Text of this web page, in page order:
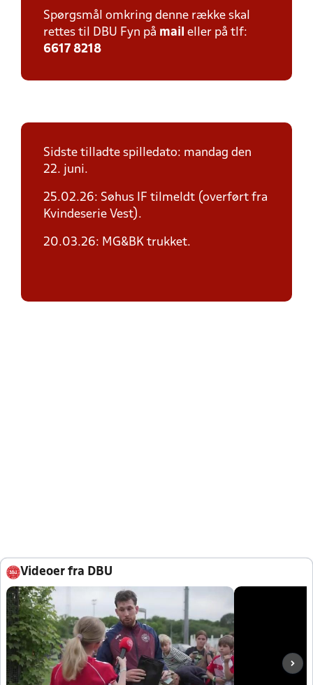
Spørgsmål omkring denne række skal
rettes til DBU Fyn på mail eller på tlf:
6617 8218
Sidste tilladte spilledato: mandag den
22. juni.
25.02.26: Søhus IF tilmeldt (overført fra
Kvindeserie Vest).
20.03.26: MG&BK trukket.
Videoer fra DBU